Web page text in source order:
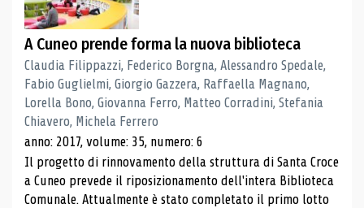
A Cuneo prende forma la nuova biblioteca
Claudia Filippazzi, Federico Borgna, Alessandro Spedale,
Fabio Guglielmi, Giorgio Gazzera, Raffaella Magnano,
Lorella Bono, Giovanna Ferro, Matteo Corradini, Stefania
Chiavero, Michela Ferrero
anno: 2017, volume: 35, numero: 6
Il progetto di rinnovamento della struttura di Santa Croce
a Cuneo prevede il riposizionamento dell'intera Biblioteca
Comunale. Attualmente è stato completato il primo lotto